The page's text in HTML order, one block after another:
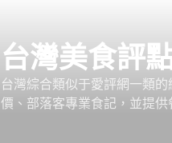
台灣美食評
台灣綜合類似于愛評網一類
價、部落客專業食記，並提